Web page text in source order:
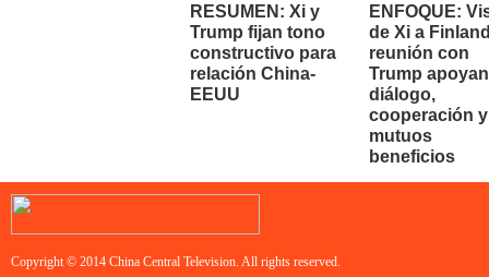
RESUMEN: Xi y
Trump fijan tono
constructivo para
relación China-
EEUU
ENFOQUE:
de Xi a
reunión con
Trump apoyan
diálogo,
cooperación y
mutuos
beneficios
Copyright © 2014 China Central Television. All rights reserved.